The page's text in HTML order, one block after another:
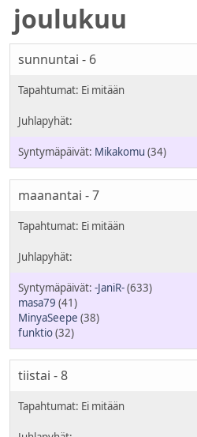
joulukuu
sunnuntai - 6
Mikakomu (34)
maanantai - 7
-JaniR-(633)
masa79 (41)
MinyaSeepe (38)
funktio(32)
tiistai - 8